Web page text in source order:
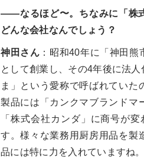
――なるほど〜。ちなみに「株
どんな会社なんでしょう？
神田さん ：昭和40年に「神田熊
として創業し、その4年後に法
ま」という愛称で呼ばれていた
製品には「カンクマブランドマ
「株式会社カンダ」に商号が
す。様々な業務用厨房用品を製
品には特に力を入れていますね。